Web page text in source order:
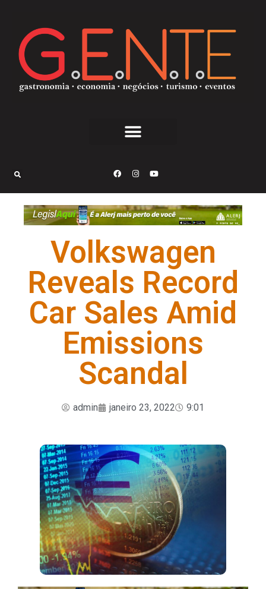
Volkswagen
Reveals Record
Car Sales Amid
Emissions
Scandal
admin janeiro 23, 2022 9:01